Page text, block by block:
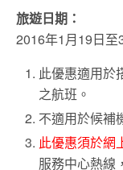
旅遊日期：
2016年1月19日至
此優惠適用於
之航班。
不適用於候補
此優惠須於網
服務中心熱線